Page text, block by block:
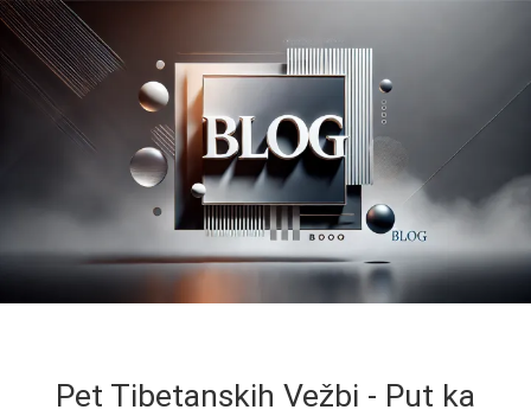
Pet Tibetanskih Vežbi - Put ka